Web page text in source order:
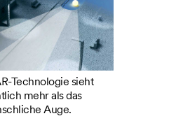
Technologie sieht
mehr als das
Auge.